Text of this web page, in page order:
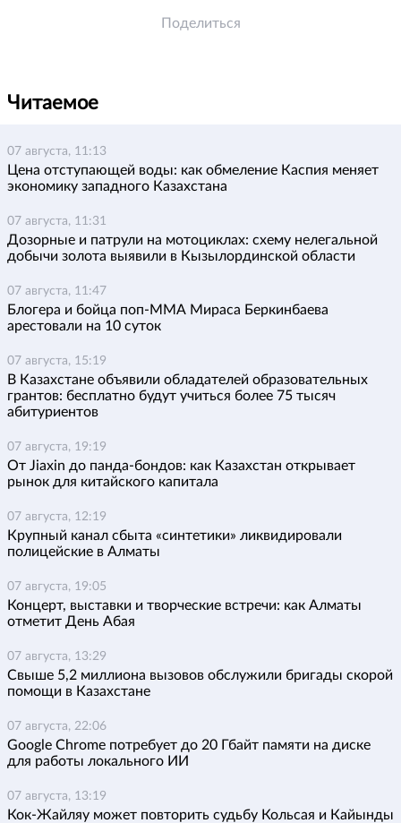
Поделиться
Читаемое
07 августа, 11:13
Цена отступающей воды: как обмеление Каспия меняет
экономику западного Казахстана
07 августа, 11:31
Дозорные и патрули на мотоциклах: схему нелегальной
добычи золота выявили в Кызылординской области
07 августа, 11:47
Блогера и бойца поп-ММА Мираса Беркинбаева
арестовали на 10 суток
07 августа, 15:19
В Казахстане объявили обладателей образовательных
грантов: бесплатно будут учиться более 75 тысяч
абитуриентов
07 августа, 19:19
От Jiaxin до панда-бондов: как Казахстан открывает
рынок для китайского капитала
07 августа, 12:19
Крупный канал сбыта «синтетики» ликвидировали
полицейские в Алматы
07 августа, 19:05
Концерт, выставки и творческие встречи: как Алматы
отметит День Абая
07 августа, 13:29
Свыше 5,2 миллиона вызовов обслужили бригады скорой
помощи в Казахстане
07 августа, 22:06
Google Chrome потребует до 20 Гбайт памяти на диске
для работы локального ИИ
07 августа, 13:19
Кок-Жайляу может повторить судьбу Кольсая и Кайынды